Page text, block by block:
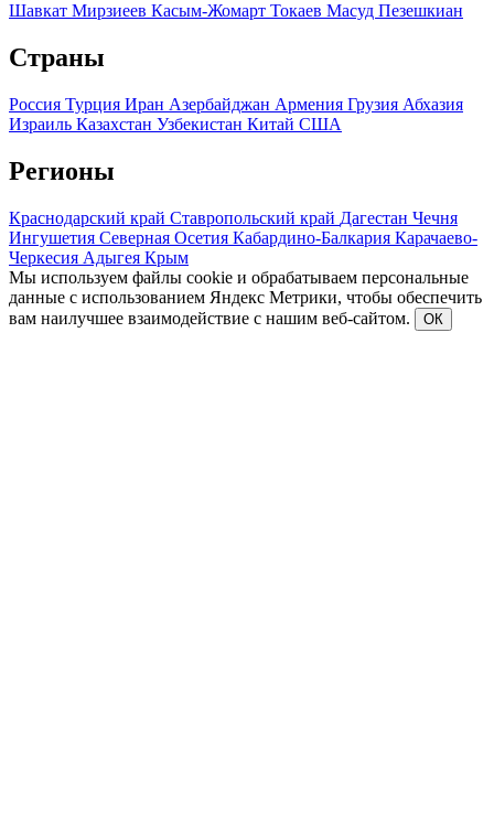
Шавкат Мирзиеев Касым-Жомарт Токаев Масуд Пезешкиан
Страны
Россия Турция Иран Азербайджан Армения Грузия Абхазия
Израиль Казахстан Узбекистан Китай США
Регионы
Краснодарский край Ставропольский край Дагестан Чечня
Ингушетия Северная Осетия Кабардино-Балкария Карачаево-
Черкесия Адыгея Крым
Мы используем файлы cookie и обрабатываем персональные
данные с использованием Яндекс Метрики, чтобы обеспечить
вам наилучшее взаимодействие с нашим веб-сайтом.
ОК